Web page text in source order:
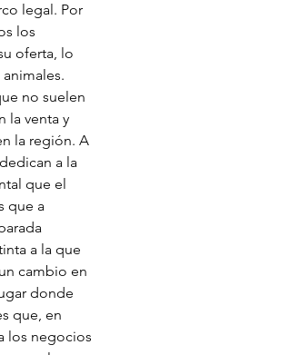
legal. Por
los
oferta, lo
no suelen
la venta y
la región. A
a la
que el
que a
a la que
cambio en
donde
que, en
los negocios